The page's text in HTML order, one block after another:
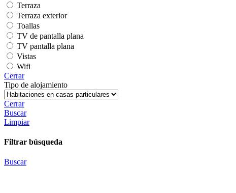
Terraza
Terraza exterior
Toallas
TV de pantalla plana
TV pantalla plana
Vistas
Wifi
Cerrar
Tipo de alojamiento
Cerrar
Buscar
Limpiar
Filtrar búsqueda
Buscar